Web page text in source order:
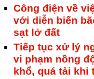
Công điện về
với diễn biến
sạt lở đất
Tiếp tục xử lý
vi phạm nồng
khổ, quá tải khi